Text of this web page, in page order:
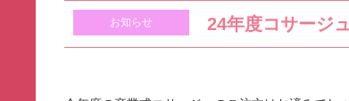
お知らせ 24年度コサージ